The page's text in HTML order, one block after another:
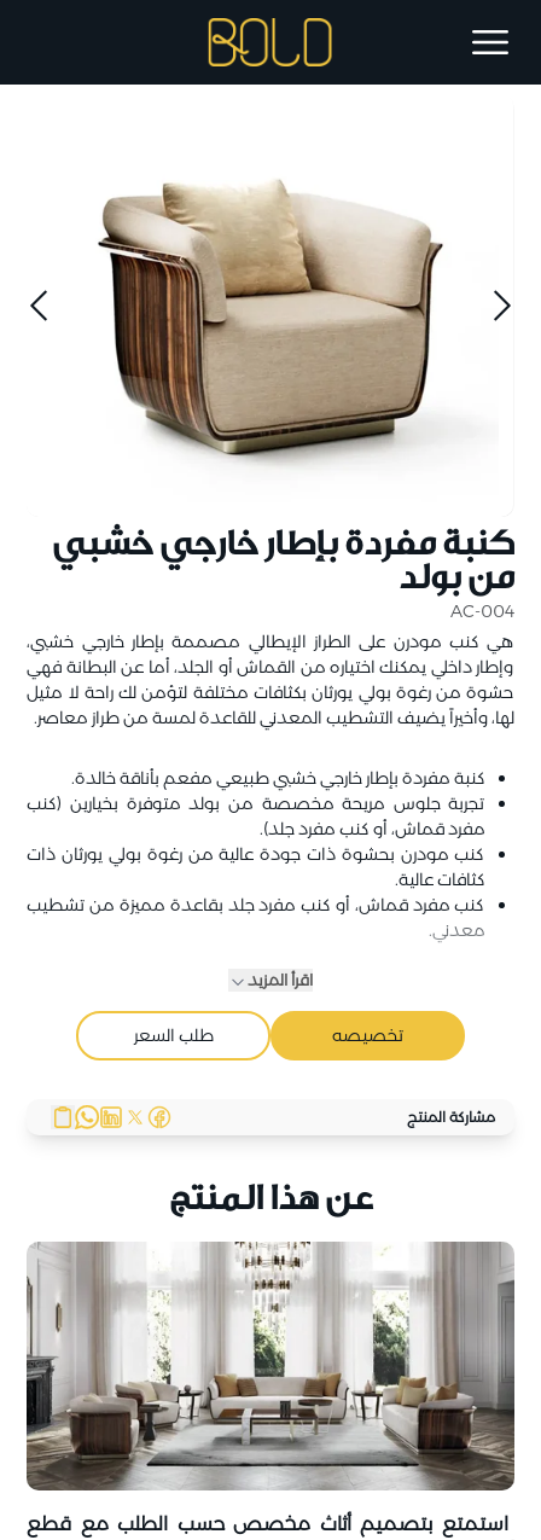
كنبة مفردة بإطار خارجي خشبي
من بولد
AC-004
هي كنب مودرن على الطراز الإيطالي مصممة بإطار خارجي خشبي،
وإطار داخلي يمكنك اختياره من القماش أو الجلد، أما عن البطانة فهي
حشوة من رغوة بولي يورثان بكثافات مختلفة لتؤمن لك راحة لا مثيل
لها، وأخيراً يضيف التشطيب المعدني للقاعدة لمسة من طراز معاصر.
كنبة مفردة بإطار خارجي خشبي طبيعي مفعم بأناقة خالدة.
تجربة جلوس مريحة مخصصة من بولد متوفرة بخيارين (كنب
مفرد قماش، أو كنب مفرد جلد).
كنب مودرن بحشوة ذات جودة عالية من رغوة بولي يورثان ذات
كثافات عالية.
كنب مفرد قماش، أو كنب مفرد جلد بقاعدة مميزة من تشطيب
معدني.
اقرأ المزيد
تخصيصه طلب السعر
مشاركة المنتج
عن هذا المنتج
استمتع بتصميم أثاث مخصص حسب الطلب مع قطع